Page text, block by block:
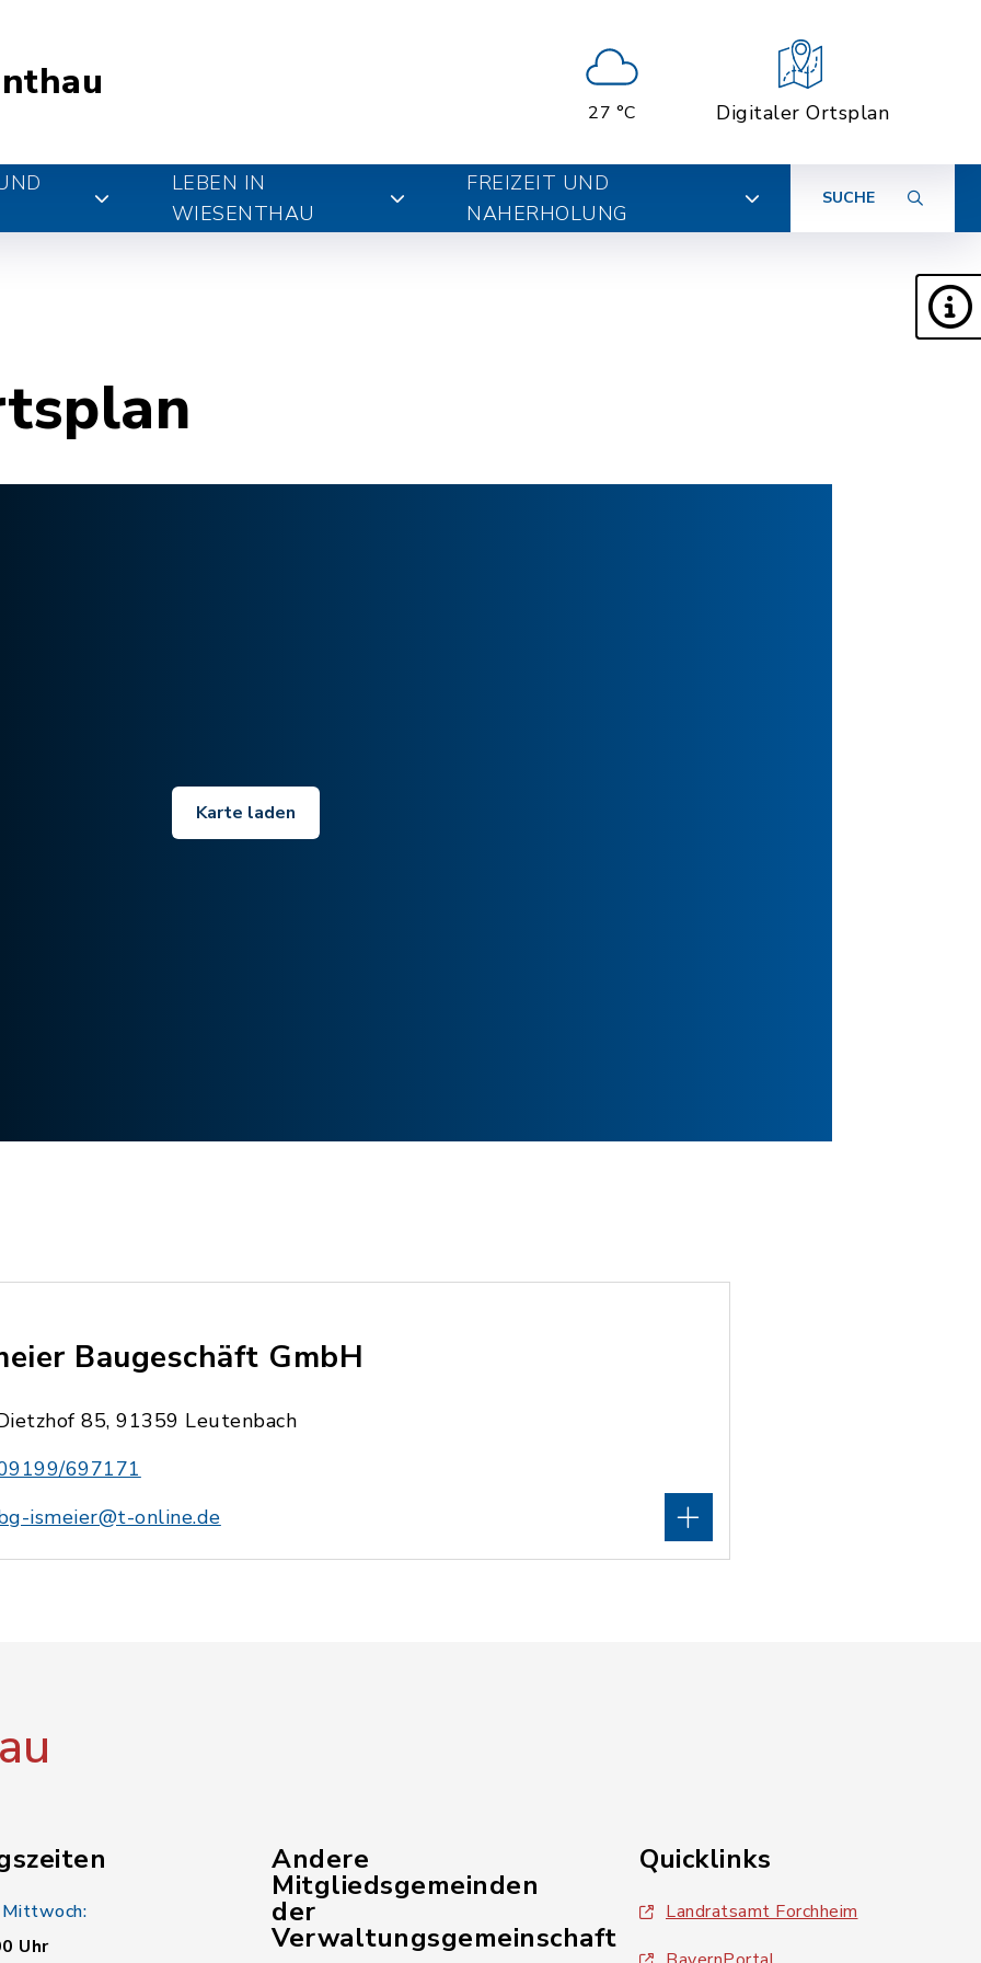
27 °C Digitaler Ortsplan
LEBEN IN
WIESENTHAU
FREIZEIT UND
NAHERHOLUNG
SUCHE
Karte laden
Baugeschäft GmbH
85, 91359 Leutenbach
697171
ismeier@t-online.de
Uhr
Andere
Mitgliedsgemeinden
der
Verwaltungsgemeinschaft
Quicklinks
Landratsamt Forchheim